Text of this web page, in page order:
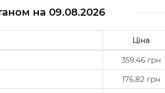
на 09.08.2026
Ціна
359.46 грн
176.82 грн